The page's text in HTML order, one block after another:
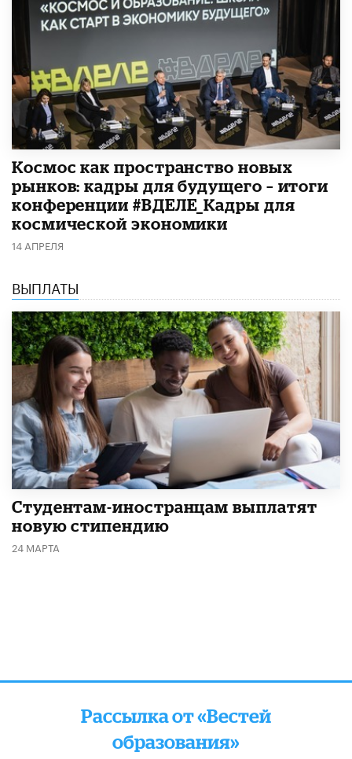
Космос как пространство новых
рынков: кадры для будущего – итоги
конференции #ВДЕЛЕ_Кадры для
космической экономики
14 АПРЕЛЯ
ВЫПЛАТЫ
Студентам-иностранцам выплатят
новую стипендию
24 МАРТА
Рассылка от «Вестей
образования»